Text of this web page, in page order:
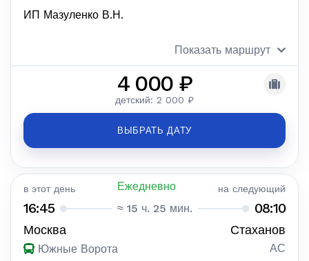
ИП Мазуленко В.Н.
Показать маршрут
4 000 ₽
детский: 2 000 ₽
ВЫБРАТЬ ДАТУ
в этот день Ежедневно на следующий
16:45 ≈ 15 ч. 25 мин. 08:10
Москва Стаханов
Южные Ворота АС